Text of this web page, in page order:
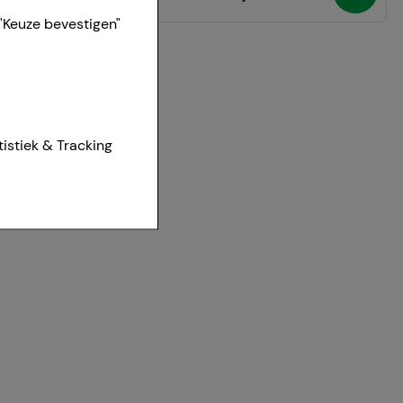
bevestigen"
van onze
& Tracking